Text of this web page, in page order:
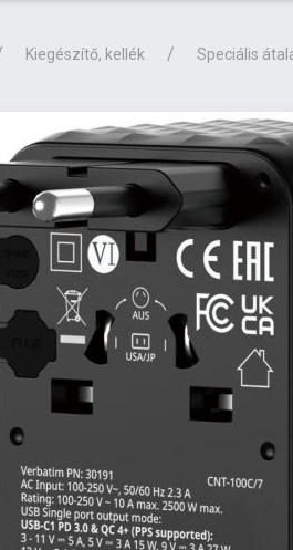
Kiegészítő, kellék Speciális